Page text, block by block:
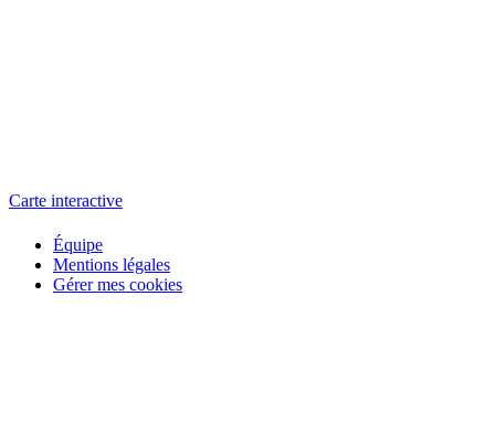
Carte interactive
Équipe
Mentions légales
Gérer mes cookies